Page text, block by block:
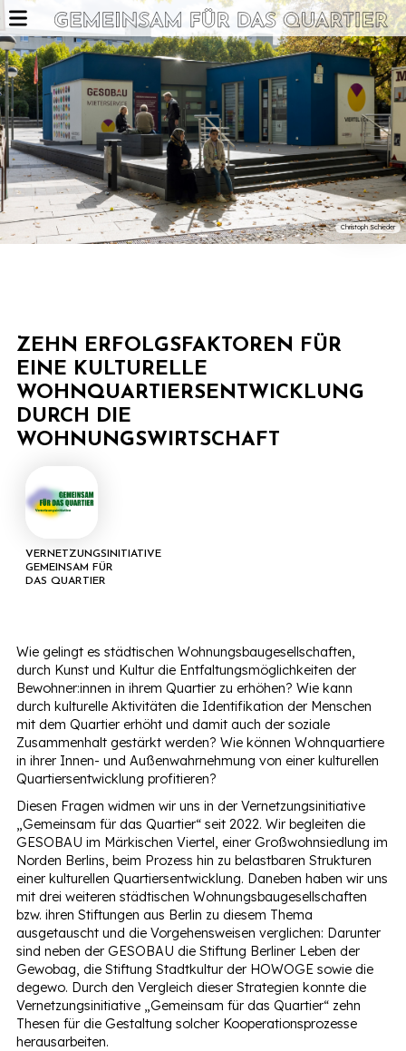
Christoph Schieder
ZEHN ERFOLGSFAKTOREN FÜR
EINE KULTURELLE
WOHNQUARTIERSENTWICKLUNG
DURCH DIE
WOHNUNGSWIRTSCHAFT
VERNETZUNGSINITIATIVE
GEMEINSAM FÜR
DAS QUARTIER
Wie gelingt es städtischen Wohnungsbaugesellschaften,
durch Kunst und Kultur die Entfaltungsmöglichkeiten der
Bewohner:innen in ihrem Quartier zu erhöhen? Wie kann
durch kulturelle Aktivitäten die Identifikation der Menschen
mit dem Quartier erhöht und damit auch der soziale
Zusammenhalt gestärkt werden? Wie können Wohnquartiere
in ihrer Innen- und Außenwahrnehmung von einer kulturellen
Quartiersentwicklung profitieren?
Diesen Fragen widmen wir uns in der Vernetzungsinitiative
„Gemeinsam für das Quartier“ seit 2022. Wir begleiten die
GESOBAU im Märkischen Viertel, einer Großwohnsiedlung im
Norden Berlins, beim Prozess hin zu belastbaren Strukturen
einer kulturellen Quartiersentwicklung. Daneben haben wir uns
mit drei weiteren städtischen Wohnungsbaugesellschaften
bzw. ihren Stiftungen aus Berlin zu diesem Thema
ausgetauscht und die Vorgehensweisen verglichen: Darunter
sind neben der GESOBAU die Stiftung Berliner Leben der
Gewobag, die Stiftung Stadtkultur der HOWOGE sowie die
degewo. Durch den Vergleich dieser Strategien konnte die
Vernetzungsinitiative „Gemeinsam für das Quartier“ zehn
Thesen für die Gestaltung solcher Kooperationsprozesse
herausarbeiten.